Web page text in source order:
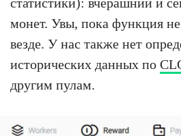
монет. Увы, пока функция не
везде. У нас также нет
исторических данных по
другим пулам.